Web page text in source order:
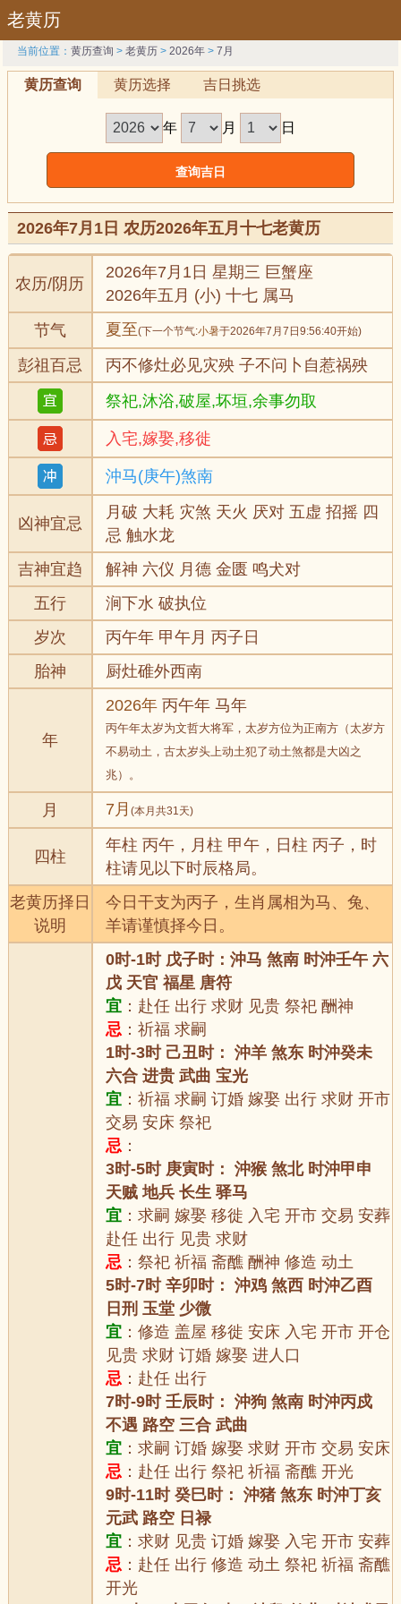
老黄历
当前位置：黄历查询 >老黄历 >2026年 >7月
黄历查询 黄历选择 吉日挑选
年 月 日
2026年7月1日 农历2026年五月十七老黄历
农历/阴历
2026年7月1日 星期三 巨蟹座
2026年五月 (小) 十七 属马
节气
夏至(下一个节气:小暑于2026年7月7日9:56:40开始)
彭祖百忌
丙不修灶必见灾殃 子不问卜自惹祸殃
祭祀,沐浴,破屋,坏垣,余事勿取
入宅,嫁娶,移徙
沖马(庚午)煞南
凶神宜忌
月破 大耗 灾煞 天火 厌对 五虚 招摇 四
忌 触水龙
吉神宜趋
解神 六仪 月德 金匮 鸣犬对
五行
涧下水 破执位
岁次
丙午年 甲午月 丙子日
胎神
厨灶碓外西南
年
2026年 丙午年 马年
丙午年太岁为文哲大将军，太岁方位为正南方（太岁方
不易动土，古太岁头上动土犯了动土煞都是大凶之
兆）。
月 7月(本月共31天)
四柱
年柱 丙午，月柱 甲午，日柱 丙子，时
柱请见以下时辰格局。
老黄历择日
说明
今日干支为丙子，生肖属相为马、兔、
羊请谨慎择今日。
0时-1时 戊子时：沖马 煞南 时沖壬午 六
戊 天官 福星 唐符
宜 ：赴任 出行 求财 见贵 祭祀 酬神
忌 ：祈福 求嗣
1时-3时 己丑时： 沖羊 煞东 时沖癸未
六合 进贵 武曲 宝光
宜 ：祈福 求嗣 订婚 嫁娶 出行 求财 开市
交易 安床 祭祀
忌 ：
3时-5时 庚寅时： 沖猴 煞北 时沖甲申
天贼 地兵 长生 驿马
宜 ：求嗣 嫁娶 移徙 入宅 开市 交易 安葬
赴任 出行 见贵 求财
忌 ：祭祀 祈福 斋醮 酬神 修造 动土
5时-7时 辛卯时： 沖鸡 煞西 时沖乙酉
日刑 玉堂 少微
宜 ：修造 盖屋 移徙 安床 入宅 开市 开仓
见贵 求财 订婚 嫁娶 进人口
忌 ：赴任 出行
7时-9时 壬辰时： 沖狗 煞南 时沖丙戍
不遇 路空 三合 武曲
宜 ：求嗣 订婚 嫁娶 求财 开市 交易 安床
忌 ：赴任 出行 祭祀 祈福 斋醮 开光
9时-11时 癸巳时： 沖猪 煞东 时沖丁亥
元武 路空 日禄
宜 ：求财 见贵 订婚 嫁娶 入宅 开市 安葬
忌 ：赴任 出行 修造 动土 祭祀 祈福 斋醮
开光